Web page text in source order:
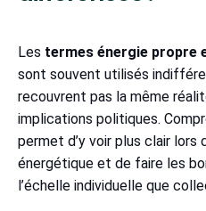
Les termes énergie propre
sont souvent utilisés
recouvrent pas la même
implications politiques.
permet d’y voir plus clair
énergétique et de faire les
l’échelle individuelle que